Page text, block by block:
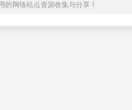
的网络站点资源收集与分享！